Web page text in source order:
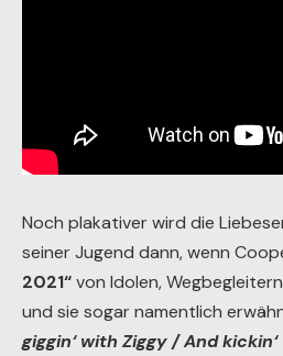
Noch plakativer wird die
seiner Jugend dann, wenn
2021“von Idolen,
und sie sogar namentlich
giggin‘ with Ziggy / And